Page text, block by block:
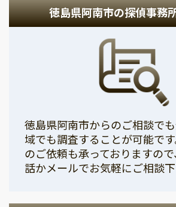
徳島県阿南市の探偵事務
徳島県阿南市からのご相談で
域でも調査することが可能で
のご依頼も承っておりますの
話かメールでお気軽にご相談下